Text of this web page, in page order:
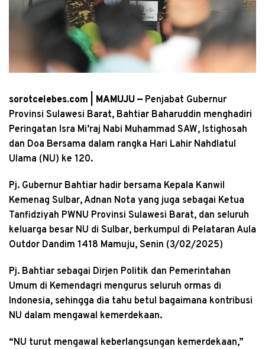
sorotcelebes.com | MAMUJU — Penjabat Gubernur
Provinsi Sulawesi Barat, Bahtiar Baharuddin menghadiri
Peringatan Isra Mi’raj Nabi Muhammad SAW, Istighosah
dan Doa Bersama dalam rangka Hari Lahir Nahdlatul
Ulama (NU) ke 120.
Pj. Gubernur Bahtiar hadir bersama Kepala Kanwil
Kemenag Sulbar, Adnan Nota yang juga sebagai Ketua
Tanfidziyah PWNU Provinsi Sulawesi Barat, dan seluruh
keluarga besar NU di Sulbar, berkumpul di Pelataran Aula
Outdor Dandim 1418 Mamuju, Senin (3/02/2025)
Pj. Bahtiar sebagai Dirjen Politik dan Pemerintahan
Umum di Kemendagri mengurus seluruh ormas di
Indonesia, sehingga dia tahu betul bagaimana kontribusi
NU dalam mengawal kemerdekaan.
“NU turut mengawal keberlangsungan kemerdekaan,”